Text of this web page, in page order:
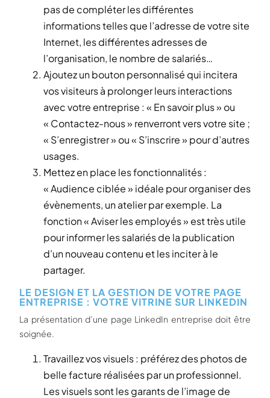
pas de compléter les différentes
informations telles que l’adresse de votre site
Internet, les différentes adresses de
l’organisation, le nombre de salariés…
Ajoutez un bouton personnalisé qui incitera
vos visiteurs à prolonger leurs interactions
avec votre entreprise : « En savoir plus » ou
« Contactez-nous » renverront vers votre site ;
« S’enregistrer » ou « S’inscrire » pour d’autres
usages.
Mettez en place les fonctionnalités :
« Audience ciblée » idéale pour organiser des
évènements, un atelier par exemple. La
fonction « Aviser les employés » est très utile
pour informer les salariés de la publication
d’un nouveau contenu et les inciter à le
partager.
LE DESIGN ET LA GESTION DE VOTRE PAGE
ENTREPRISE : VOTRE VITRINE SUR LINKEDIN
La présentation d’une page LinkedIn entreprise doit être
soignée.
Travaillez vos visuels : préférez des photos de
belle facture réalisées par un professionnel.
Les visuels sont les garants de l’image de